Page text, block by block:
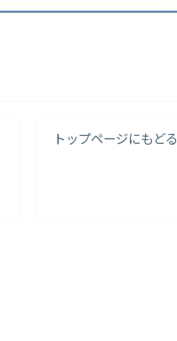
トップページにもどる